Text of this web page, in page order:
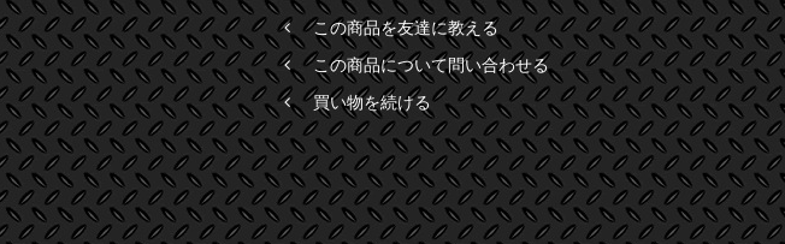
この商品を友達に教える
この商品について問い合わせる
買い物を続ける